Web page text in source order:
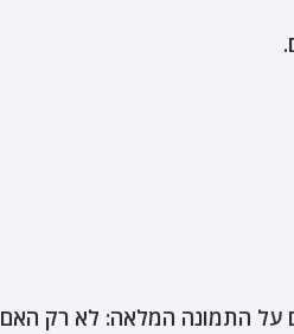
על התמונה המלאה: לא רק האם